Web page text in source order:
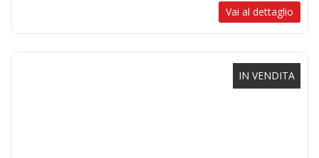
Vai al dettaglio
IN VENDITA